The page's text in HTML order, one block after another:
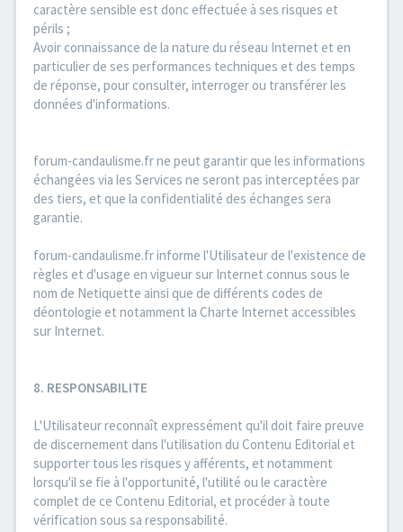
caractère sensible est donc effectuée à ses risques et
périls ;
Avoir connaissance de la nature du réseau Internet et en
particulier de ses performances techniques et des temps
de réponse, pour consulter, interroger ou transférer les
données d'informations.
forum-candaulisme.fr ne peut garantir que les informations
échangées via les Services ne seront pas interceptées par
des tiers, et que la confidentialité des échanges sera
garantie.
forum-candaulisme.fr informe l'Utilisateur de l'existence de
règles et d'usage en vigueur sur Internet connus sous le
nom de Netiquette ainsi que de différents codes de
déontologie et notamment la Charte Internet accessibles
sur Internet.
8. RESPONSABILITE
L'Utilisateur reconnaît expressément qu'il doit faire preuve
de discernement dans l'utilisation du Contenu Editorial et
supporter tous les risques y afférents, et notamment
lorsqu'il se fie à l'opportunité, l'utilité ou le caractère
complet de ce Contenu Editorial, et procéder à toute
vérification sous sa responsabilité.